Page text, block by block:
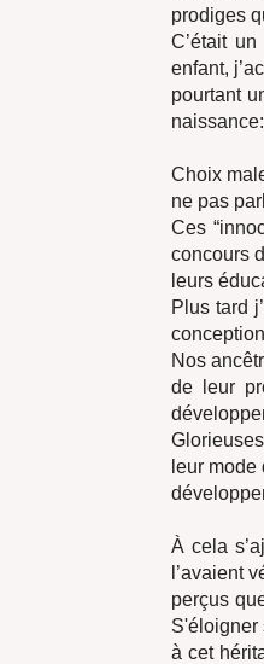
prodiges
C’était
enfant,
pourtant
Choix
ne pas
Ces
concours
leurs
Plus tard
Nos
de leur
leur mode
À cela
l’avaient
perçus
S'éloigner
à cet